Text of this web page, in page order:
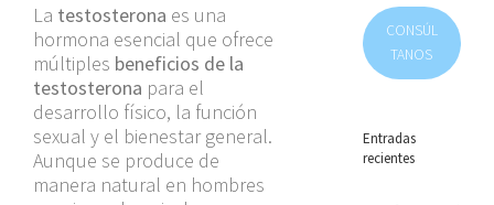
La testosterona es una
hormona esencial que ofrece
múltiples beneficios de la
testosterona para el
desarrollo físico, la función
sexual y el bienestar general.
Aunque se produce de
manera natural en hombres
CONSÚL
TANOS
Entradas
recientes